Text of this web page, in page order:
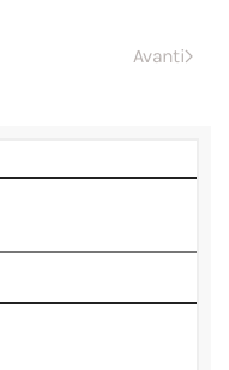
Avanti